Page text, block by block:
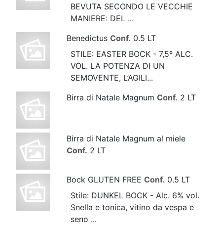
BEVUTA SECONDO LE VECCHIE
MANIERE: DEL ...
Benedictus Conf. 0.5 LT
STILE: EASTER BOCK - 7,5º ALC.
VOL. LA POTENZA DI UN
SEMOVENTE, L’AGILI...
Birra di Natale Magnum Conf. 2 LT
Birra di Natale Magnum al miele
Conf. 2 LT
Bock GLUTEN FREE Conf. 0.5 LT
Stile: DUNKEL BOCK - Alc. 6% vol.
Snella e tonica, vitino da vespa e
seno ...